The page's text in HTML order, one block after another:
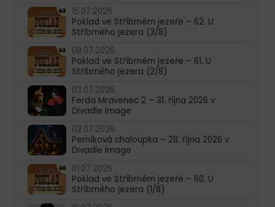
15.07.2026
Poklad ve Stříbrném jezeře – 62. U
Stříbrného jezera (3/8)
08.07.2026
Poklad ve Stříbrném jezeře – 61. U
Stříbrného jezera (2/8)
03.07.2026
Ferda Mravenec 2 – 31. října 2026 v
Divadle Image
02.07.2026
Perníková chaloupka – 28. října 2026 v
Divadle Image
01.07.2026
Poklad ve Stříbrném jezeře – 60. U
Stříbrného jezera (1/8)